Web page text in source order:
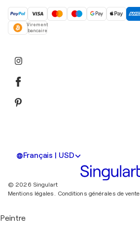
Virement
bancaire
Français | USD
© 2026 Singulart
Mentions légales. Conditions générales de vente
Peintre